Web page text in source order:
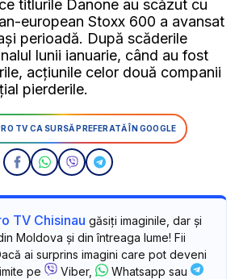
titlurile Danone au scăzut cu
european Stoxx 600 a avansat
perioadă. După scăderile
lunii ianuarie, când au fost
acţiunile celor două companii
pierderile.
TV CA SURSĂ PREFERATĂ ÎN GOOGLE
TV Chisinau găsiți imaginile, dar și
Moldova și din întreaga lume! Fii
ai surprins imagini care pot deveni
pe
Viber,
Whatsapp sau